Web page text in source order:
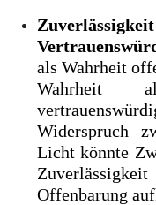
als Wahrheit
Wahrheit
Widerspruch
Licht könnte
Offenbarung